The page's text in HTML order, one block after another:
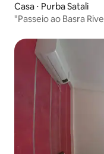
Casa ⋅ Purba Satali
"Passeio ao Basra